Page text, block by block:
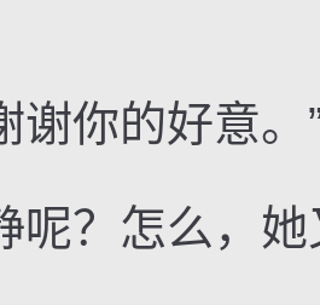
你的好意。
？怎么，她